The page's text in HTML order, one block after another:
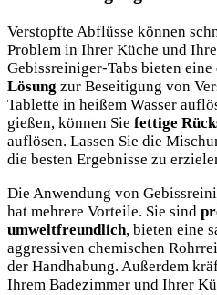
Verstopfte Abflüsse können
Problem in Ihrer Küche und
Gebissreiniger-Tabs bieten eine
Lösung zur Beseitigung von
Tablette in heißem Wasser
gießen, können Sie fettige
auflösen. Lassen Sie die
die besten Ergebnisse zu
Die Anwendung von
hat mehrere Vorteile. Sie sind
umweltfreundlich, bieten eine
aggressiven chemischen
der Handhabung. Außerdem
Ihrem Badezimmer und Ihrer